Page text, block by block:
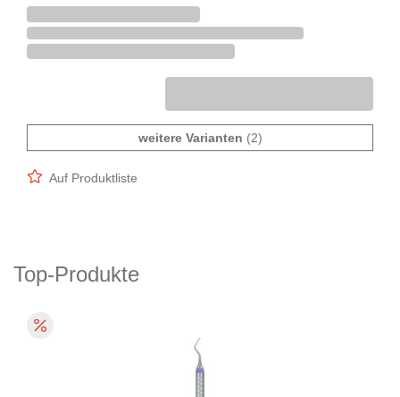
weitere Varianten (2)
Auf Produktliste
Top-Produkte